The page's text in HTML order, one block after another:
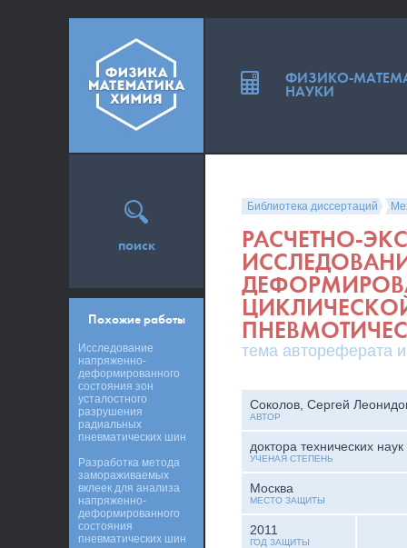
Библиотека диссертаций
РАСЧЕТНО-
тема автореферата
Соколов, Сергей
АВТОР
доктора технических наук
УЧЕНАЯ СТЕПЕНЬ
Москва
МЕСТО ЗАЩИТЫ
2011
ГОД ЗАЩИТЫ
поиск
Похожие работы
Исследование
напряженно-
деформированного
состояния зон
усталостного
разрушения
радиальных
пневматических шин
Разработка метода
замораживаемых
вклеек для анализа
напряженно-
деформированного
состояния
пневматических шин
ФИЗИКО-
НАУКИ